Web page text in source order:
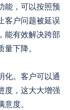
能，可以按照预
客户问题被延误
能有效解决跨部
下降。
化。客户可以通
度，这大大增强
度。